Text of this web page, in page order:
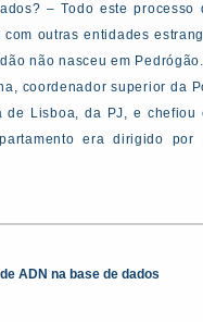
– Todo este
outras entidades
não nasceu em
coordenador superior da
Lisboa, da PJ, e
era dirigido
ADN na base de dados